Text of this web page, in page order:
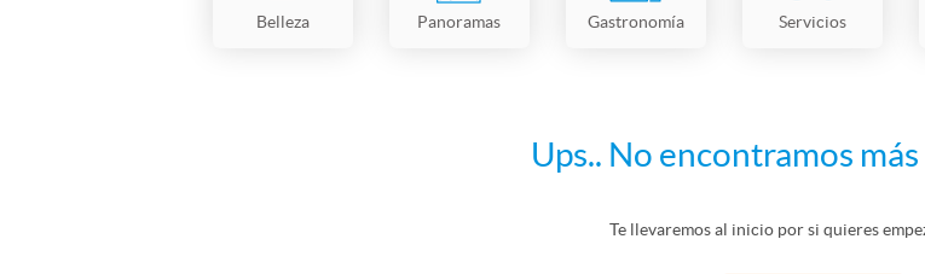
Belleza Panoramas Gastronomía Servicios
Ups.. No encontramos
Te llevaremos al inicio por si quieres